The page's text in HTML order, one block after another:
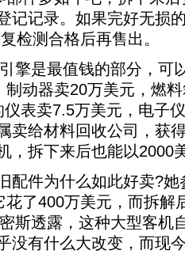
记记录。如果完好无损
检测合格后再售出。
是最值钱的部分，可
制动器卖20万美元，燃
表卖7.5万美元，电子
卖给材料回收公司，
，拆下来后也能以2000
件为什么如此好卖?她
花了400万美元，而拆解
斯透露，这种大型客机
没有什么大改变，而现